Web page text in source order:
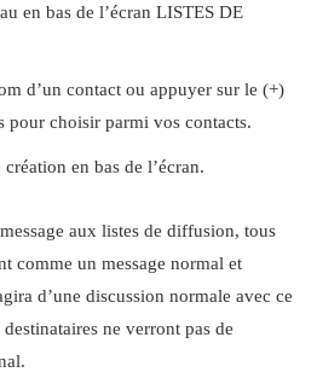
en bas de l’écran LISTES DE
d’un contact ou appuyer sur le (+)
pour choisir parmi vos contacts.
en bas de l’écran.
aux listes de diffusion, tous
comme un message normal et
d’une discussion normale avec ce
ne verront pas de